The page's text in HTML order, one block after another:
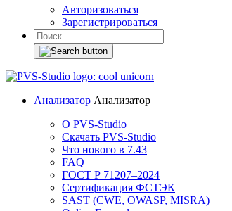
Авторизоваться
Зарегистрироваться
Анализатор Анализатор
О PVS-Studio
Скачать PVS-Studio
Что нового в 7.43
FAQ
ГОСТ Р 71207–2024
Сертификация ФСТЭК
SAST (CWE, OWASP, MISRA)